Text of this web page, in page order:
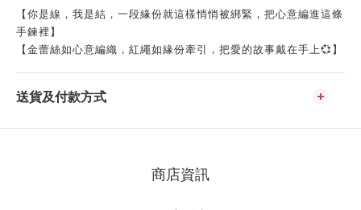
【你是線，我是結，一段緣份就這樣悄悄被綁緊，把心意編進這條
手鍊裡】
【金蕾絲如心意編織，紅繩如緣份牽引，把愛的故事戴在手上💞】
送貨及付款方式
商店資訊